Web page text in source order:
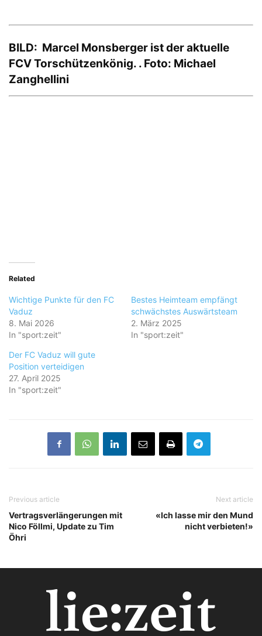
BILD: Marcel Monsberger ist der aktuelle
FCV Torschützenkönig. . Foto: Michael
Zanghellini
Related
Wichtige Punkte für den FC
Vaduz
8. Mai 2026
In "sport:zeit"
Bestes Heimteam empfängt
schwächstes Auswärtsteam
2. März 2025
In "sport:zeit"
Der FC Vaduz will gute
Position verteidigen
27. April 2025
In "sport:zeit"
Previous article
Vertragsverlängerungen mit
Nico Föllmi, Update zu Tim
Öhri
Next article
«Ich lasse mir den Mund
nicht verbieten!»